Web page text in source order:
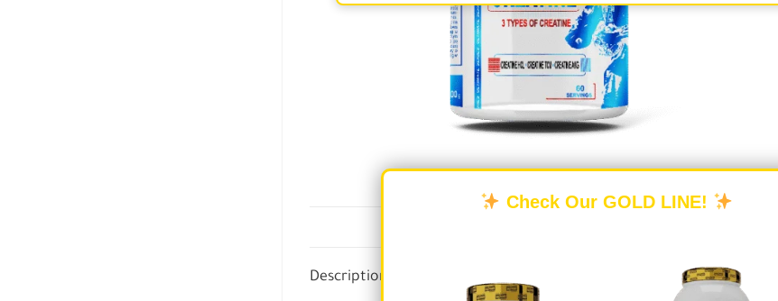
Description
Check Our GOLD LINE!